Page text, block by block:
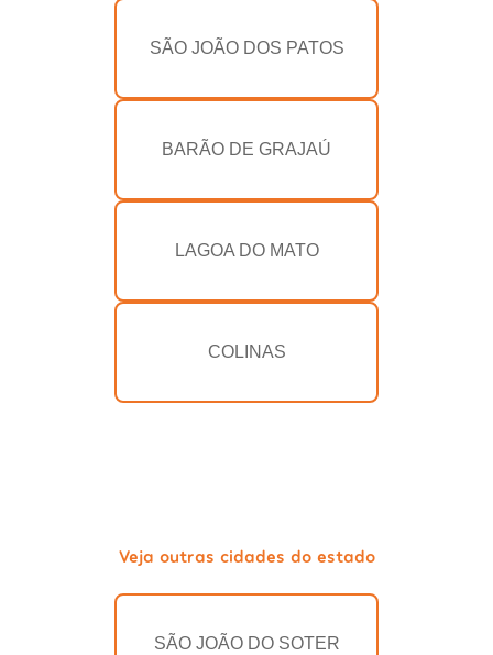
SÃO JOÃO DOS PATOS
BARÃO DE GRAJAÚ
LAGOA DO MATO
COLINAS
Veja outras cidades do estado
SÃO JOÃO DO SOTER